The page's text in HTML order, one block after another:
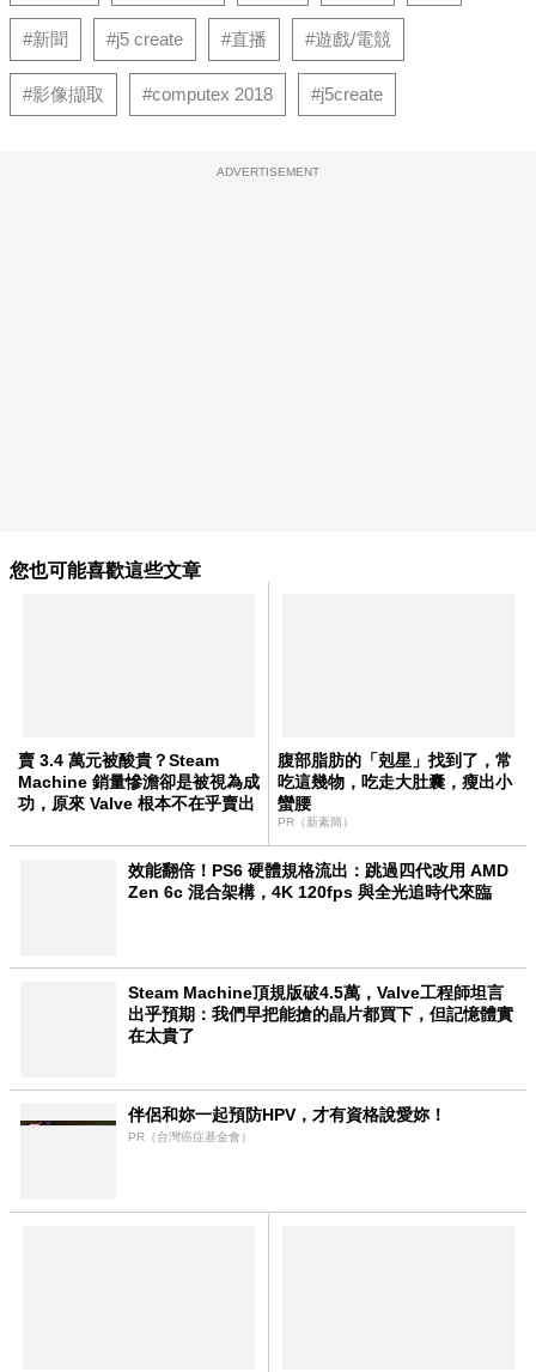
#新聞 #j5 create #直播 #遊戲/電競
#影像擷取 #computex 2018 #j5create
ADVERTISEMENT
您也可能喜歡這些文章
賣 3.4 萬元被酸貴？Steam
Machine 銷量慘澹卻是被視為成
功，原來 Valve 根本不在乎賣出
腹部脂肪的「剋星」找到了，常
吃這幾物，吃走大肚囊，瘦出小
蠻腰
PR（新素簡）
效能翻倍！PS6 硬體規格流出：跳過四代改用 AMD
Zen 6c 混合架構，4K 120fps 與全光追時代來臨
Steam Machine頂規版破4.5萬，Valve工程師坦言
出乎預期：我們早把能搶的晶片都買下，但記憶體實
在太貴了
伴侶和妳一起預防HPV，才有資格說愛妳！
PR（台灣癌症基金會）